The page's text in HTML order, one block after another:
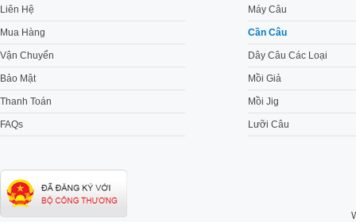
Liên Hệ
Mua Hàng
Vận Chuyển
Bảo Mật
Thanh Toán
FAQs
Máy Câu
Cần Câu
Dây Câu Các Loại
Mồi Giả
Mồi Jig
Lưỡi Câu